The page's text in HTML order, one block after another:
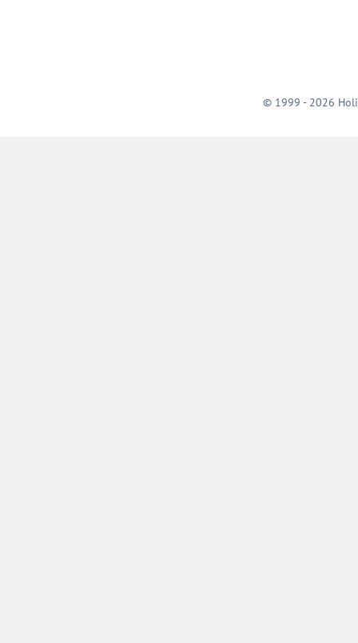
© 1999 - 2026